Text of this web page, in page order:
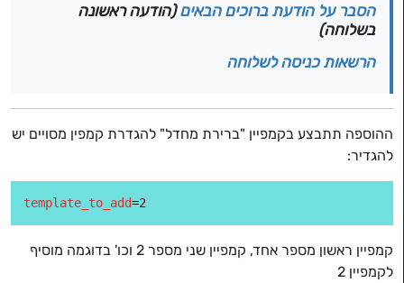
הסבר על הודעת ברוכים הבאים(הודעה ראשונה
בשלוחה)
הרשאות כניסה לשלוחה
ההוספה תתבצע בקמפיין "ברירת מחדל" להגדרת קמפין מסויים יש
להגדיר:
template_to_add=2
קמפיין ראשון מספר אחד, קמפיין שני מספר 2 וכו' בדוגמה מוסיף
לקמפיין 2